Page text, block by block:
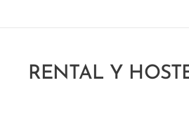
RENTAL Y